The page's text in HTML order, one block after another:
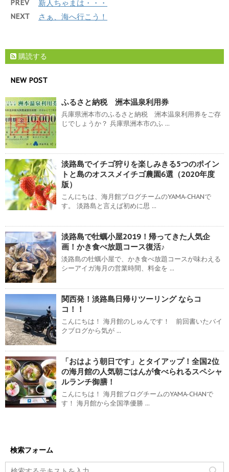
PREV 新人ちゃまは・・・
NEXT さぁ、海へ行こう！
購読する
NEW POST
ふるさと納税 洲本温泉利用券
兵庫県洲本市のふるさと納税 洲本温泉利用券をご存
じでしょうか？ 兵庫県洲本市のふ ...
淡路島でイチゴ狩りを楽しみきる5つのポイン
トと島のオススメイチゴ農園6選（2020年度
版）
こんにちは、海月館ブログチームのYAMA-CHANで
す。 淡路島と言えば初めに思 ...
淡路島で牡蠣小屋2019！帰ってきた人気企
画！かき食べ放題コース復活♪
淡路島の牡蠣小屋で、かき食べ放題コースが味わえる
シーアイガ海月の営業時間、料金を ...
関西発！淡路島日帰りツーリング ならコ
コ！！
こんにちは！ 海月館のしゅんです！ 前回書いたバイ
クブログから気が ...
「おはよう朝日です」とタイアップ！全国2位
の海月館の人気朝ごはんが食べられるスペシャ
ルランチ御膳！
こんにちは！ 海月館ブログチームのYAMA-CHANで
す！ 海月館から全国準優勝 ...
検索フォーム